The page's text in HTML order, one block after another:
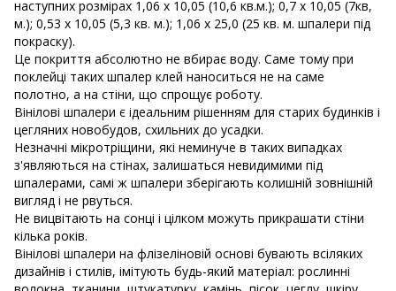
наступних розмірах 1,06 х 10,05 (10,6 кв.м.); 0,7 х 10,05 (7кв,
м.); 0,53 х 10,05 (5,3 кв. м.); 1,06 х 25,0 (25 кв. м. шпалери під
покраску).
Це покриття абсолютно не вбирає воду. Саме тому при
поклейці таких шпалер клей наноситься не на саме
полотно, а на стіни, що спрощує роботу.
Вінілові шпалери є ідеальним рішенням для старих будинків і
цегляних новобудов, схильних до усадки.
Незначні мікротріщини, які неминуче в таких випадках
з'являються на стінах, залишаться невидимими під
шпалерами, самі ж шпалери зберігають колишній зовнішній
вигляд і не рвуться.
Не вицвітають на сонці і цілком можуть прикрашати стіни
кілька років.
Вінілові шпалери на флізеліновій основі бувають всіляких
дизайнів і стилів, імітують будь-який матеріал: рослинні